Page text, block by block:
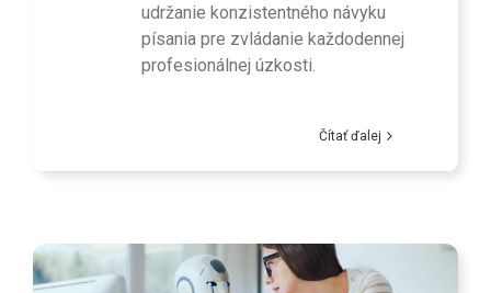
udržanie konzistentného návyku
písania pre zvládanie každodennej
profesionálnej úzkosti.
Čítať ďalej